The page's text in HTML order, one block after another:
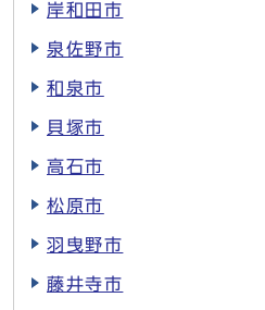
岸和田市
泉佐野市
和泉市
貝塚市
高石市
松原市
羽曳野市
藤井寺市